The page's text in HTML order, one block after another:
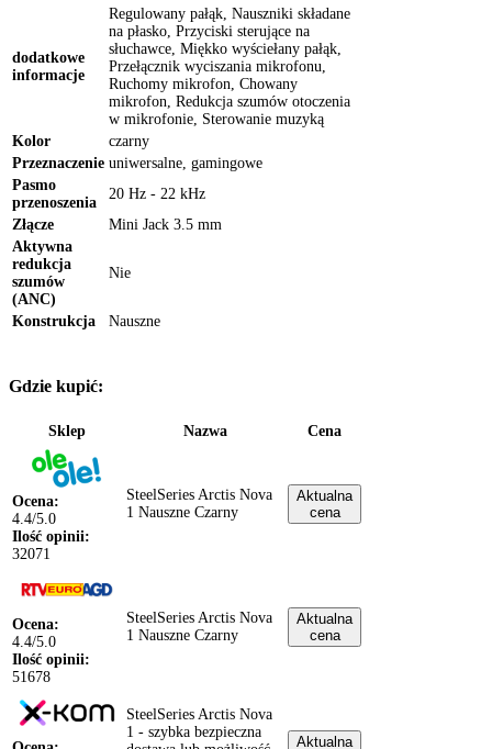
dodatkowe
informacje
Regulowany pałąk, Nauszniki składane
na płasko, Przyciski sterujące na
słuchawce, Miękko wyściełany pałąk,
Przełącznik wyciszania mikrofonu,
Ruchomy mikrofon, Chowany
mikrofon, Redukcja szumów otoczenia
w mikrofonie, Sterowanie muzyką
Kolor
czarny
Przeznaczenie uniwersalne, gamingowe
Pasmo
przenoszenia
20 Hz - 22 kHz
Złącze
Mini Jack 3.5 mm
Aktywna
redukcja
szumów
(ANC)
Nie
Konstrukcja Nauszne
Gdzie kupić:
Sklep Nazwa Cena
Ocena:
4.4/5.0
Ilość opinii:
32071
SteelSeries Arctis Nova
1 Nauszne Czarny
Aktualna
cena
Ocena:
4.4/5.0
Ilość opinii:
51678
SteelSeries Arctis Nova
1 Nauszne Czarny
Aktualna
cena
SteelSeries Arctis Nova
1 - szybka bezpieczna
Aktualna